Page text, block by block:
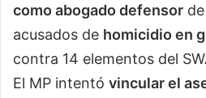
como abogado defensor
acusados de homicidio en
contra 14 elementos del
El MP intentó vincular el